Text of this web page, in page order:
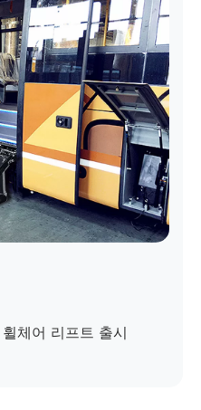
체어 리프트 출시